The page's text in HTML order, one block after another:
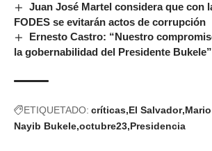
Juan José Martel considera que con
FODES se evitarán actos de corrupción
Ernesto Castro: “Nuestro
la gobernabilidad del Presidente Bukele”
ETIQUETADO: críticas El Salvador
Nayib Bukele octubre23 Presidencia